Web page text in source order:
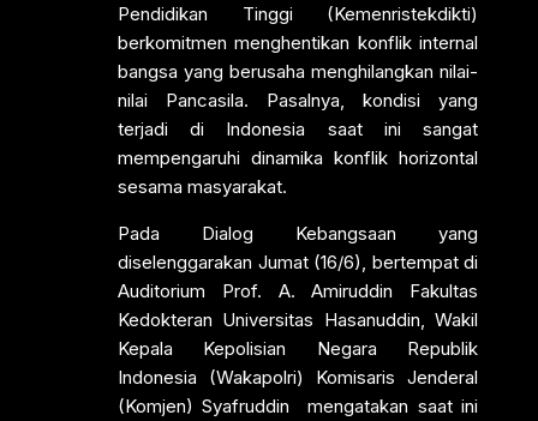
Pendidikan Tinggi (Kemenristekdikti)
berkomitmen menghentikan konflik internal
bangsa yang berusaha menghilangkan nilai-
nilai Pancasila. Pasalnya, kondisi yang
terjadi di Indonesia saat ini sangat
mempengaruhi dinamika konflik horizontal
sesama masyarakat.
Pada Dialog Kebangsaan yang
diselenggarakan Jumat (16/6), bertempat di
Auditorium Prof. A. Amiruddin Fakultas
Kedokteran Universitas Hasanuddin, Wakil
Kepala Kepolisian Negara Republik
Indonesia (Wakapolri) Komisaris Jenderal
(Komjen) Syafruddin mengatakan saat ini